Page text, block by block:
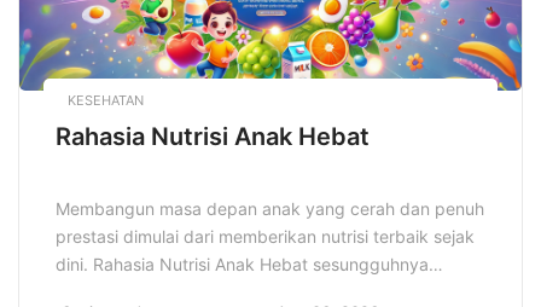
KESEHATAN
Rahasia Nutrisi Anak Hebat
Membangun masa depan anak yang cerah dan penuh
prestasi dimulai dari memberikan nutrisi terbaik sejak
dini. Rahasia Nutrisi Anak Hebat sesungguhnya